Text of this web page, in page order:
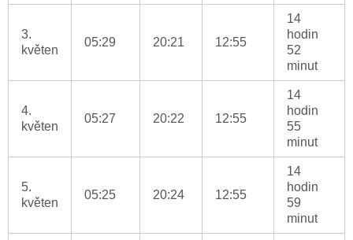
3.
květen
05:29 20:21 12:55
14
hodin
52
minut
4.
květen
05:27 20:22 12:55
14
hodin
55
minut
5.
květen
05:25 20:24 12:55
14
hodin
59
minut